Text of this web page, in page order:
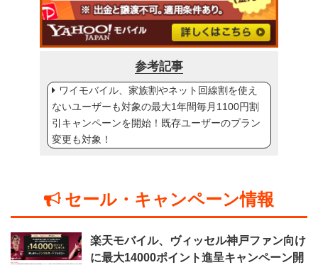
参考記事
ワイモバイル、家族割やネット回線割を使え
ないユーザーも対象の最大1年間毎月1100円割
引キャンペーンを開始！既存ユーザーのプラン
変更も対象！
セール・キャンペーン情報
楽天モバイル、ヴィッセル神戸ファン向け
に最大14000ポイント進呈キャンペーン開